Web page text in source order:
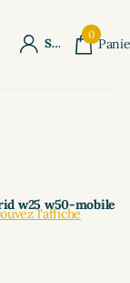
S'identifier
0
w25 w50-mobile
l'affiche